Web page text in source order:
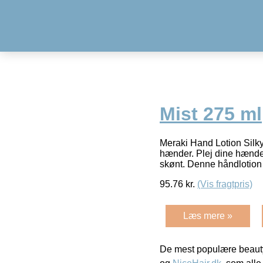
Mist 275 ml
Meraki Hand Lotion
hænder. Plej dine
skønt. Denne
95.76 kr. (Vis fragtpris)
Læs mere »
De mest populære